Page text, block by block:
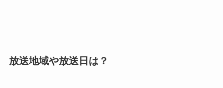
放送地域や放送日は？